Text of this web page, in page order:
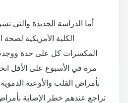
أما الدراسة الجديدة والتي
الكلية الأمريكية
المكسرات كل على حدة ووجدت
مرة في الأسبوع على الأقل
تراجع عندهم خطر الإصابة